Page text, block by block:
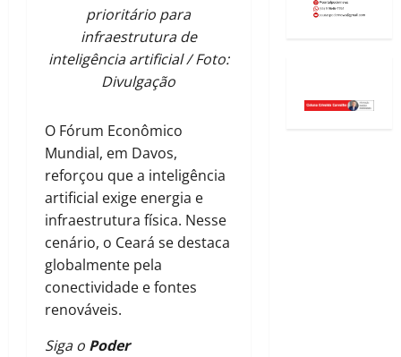
prioritário para
infraestrutura de
inteligência artificial / Foto:
Divulgação
O Fórum Econômico
Mundial, em Davos,
reforçou que a inteligência
artificial exige energia e
infraestrutura física. Nesse
cenário, o Ceará se destaca
globalmente pela
conectividade e fontes
renováveis.
Siga o Poder